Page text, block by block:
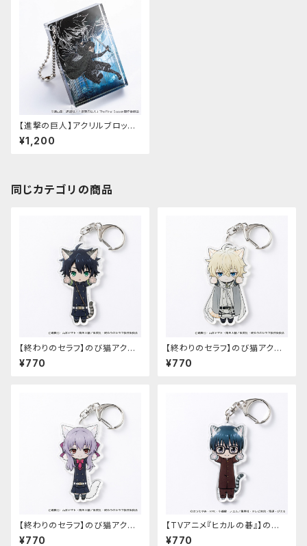
【進撃の巨人】アクリルブロック
キーホルダー（ミカサ＆リヴァイ）
¥1,200
同じカテゴリの商品
【終わりのセラフ】のび猫アクリ
ルキーホルダー（百夜優一郎）
¥770
【終わりのセラフ】のび猫アクリ
ルキーホルダー（百夜ミカエラ）
¥770
【終わりのセラフ】のび猫アクリ
ルキーホルダー（柊シノア）
¥770
【TVアニメ『ヒカルの碁』】のび
猫アクリルキーホルダー（筒井
¥770